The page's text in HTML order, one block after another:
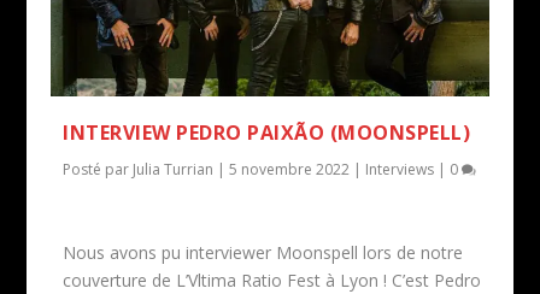
INTERVIEW PEDRO PAIXÃO (MOONSPELL)
Posté par Julia Turrian |5 novembre 2022 | Interviews | 0
Nous avons pu interviewer Moonspell lors de notre
couverture de L’Vltima Ratio Fest à Lyon ! C’est Pedro